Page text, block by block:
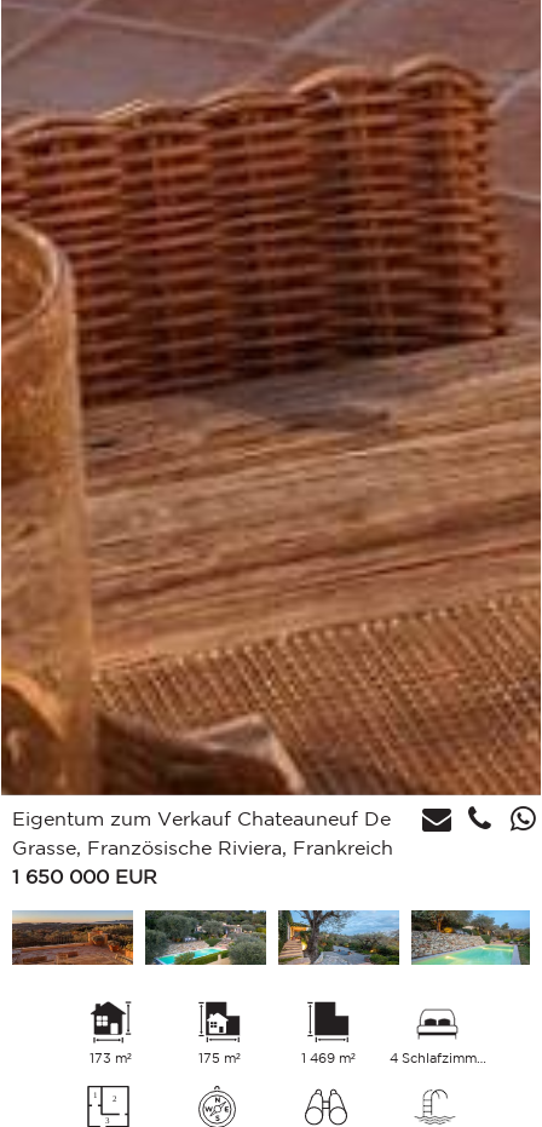
Eigentum zum Verkauf Chateauneuf De
Grasse, Französische Riviera, Frankreich
1 650 000 EUR
173 m² 175 m² 1 469 m² 4 Schlafzimmer